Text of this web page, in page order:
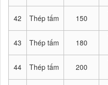
42
Thép tấm 150
43 Thép tấm 180
44 Thép tấm 200